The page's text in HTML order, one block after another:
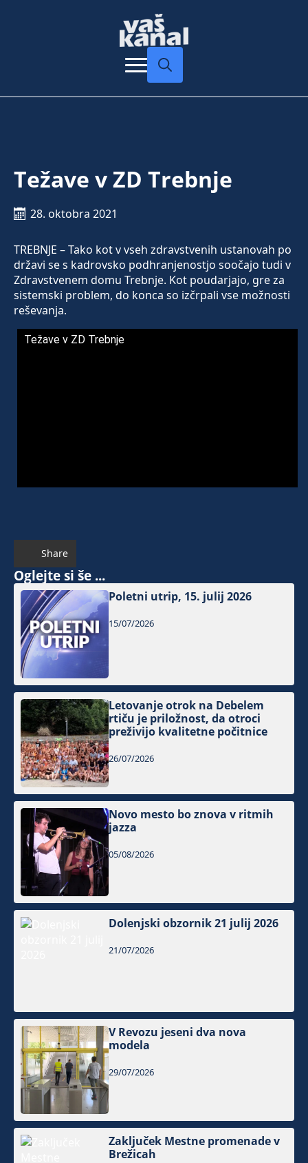
Težave v ZD Trebnje
28. oktobra 2021
TREBNJE – Tako kot v vseh zdravstvenih ustanovah po
državi se s kadrovsko podhranjenostjo soočajo tudi v
Zdravstvenem domu Trebnje. Kot poudarjajo, gre za
sistemski problem, do konca so izčrpali vse možnosti
reševanja.
Težave v ZD Trebnje
Share
Oglejte si še ...
Poletni utrip, 15. julij 2026
15/07/2026
Letovanje otrok na Debelem
rtiču je priložnost, da otroci
preživijo kvalitetne počitnice
26/07/2026
Novo mesto bo znova v ritmih
jazza
05/08/2026
Dolenjski obzornik 21 julij 2026
21/07/2026
V Revozu jeseni dva nova
modela
29/07/2026
Zaključek Mestne promenade v
Brežicah